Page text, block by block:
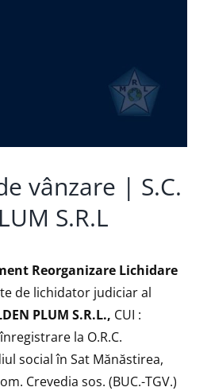
vânzare | S.C.
S.R.L
Reorganizare Lichidare
de lichidator judiciar al
PLUM S.R.L., CUI :
la O.R.C.
social în Sat Mănăstirea,
Crevedia sos. (BUC.-TGV.)